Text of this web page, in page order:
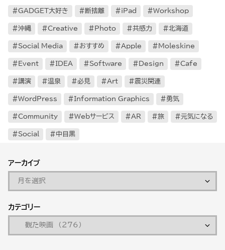
GADGET大好き 断捨離 iPad Workshop
沖縄 Creative Photo 共感力 北海道
Social Media おすすめ Apple Moleskine
Event IDEA Software Design Cafe
講演 温泉 必見 Art 震災関連
WordPress Information Graphics 勇気
Community Webサービス AR 旅 元気になる
Social 中目黒
アーカイブ
カテゴリー